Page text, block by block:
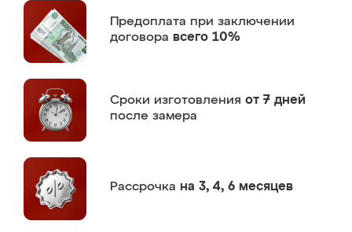
Предоплата при заключении
договора всего 10%
Сроки изготовления от 7 дней
после замера
Рассрочка на 3, 4, 6 месяцев